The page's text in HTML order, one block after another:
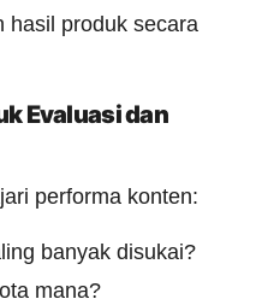
hasil produk secara
Evaluasi dan
performa konten:
banyak disukai?
mana?